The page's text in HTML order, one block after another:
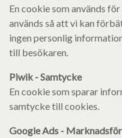
En cookie som används
används så att vi kan
ingen personlig
till besökaren.
Piwik - Samtycke
En cookie som sparar
samtycke till cookies.
Google Ads -